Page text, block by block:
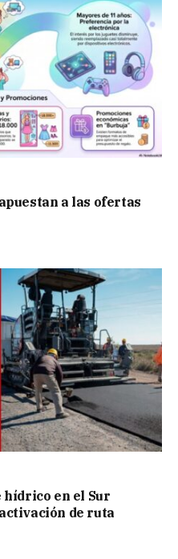
a las ofertas
hídrico en el Sur
de ruta